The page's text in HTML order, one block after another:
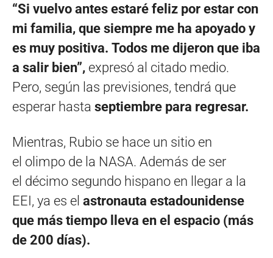
“Si vuelvo antes estaré feliz por estar con
mi familia, que siempre me ha apoyado y
es muy positiva. Todos me dijeron que iba
a salir bien”, expresó al citado medio.
Pero, según las previsiones, tendrá que
esperar hasta septiembre para regresar.
Mientras, Rubio se hace un sitio en
el olimpo de la NASA. Además de ser
el décimo segundo hispano en llegar a la
EEI, ya es el astronauta estadounidense
que más tiempo lleva en el espacio (más
de 200 días).